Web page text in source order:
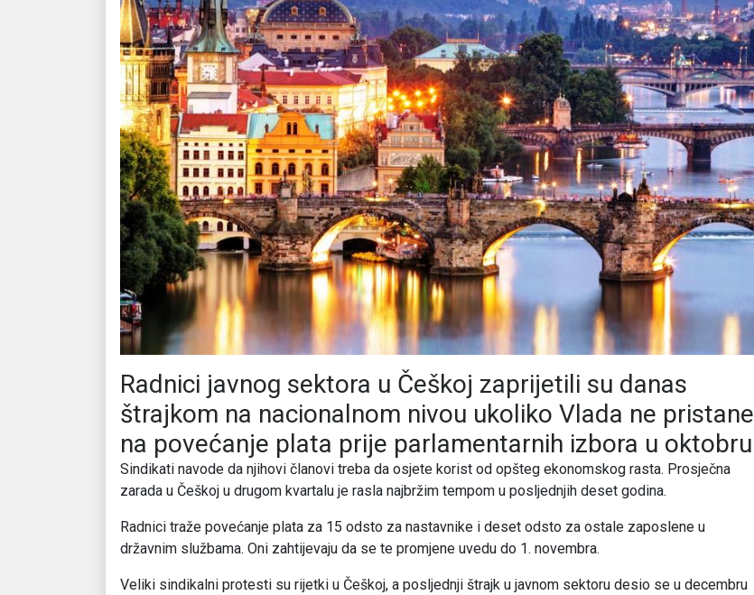
Radnici javnog sektora u Češkoj zaprijetili su danas
štrajkom na nacionalnom nivou ukoliko Vlada ne pristane
na povećanje plata prije parlamentarnih izbora u oktobru
Sindikati navode da njihovi članovi treba da osjete korist od opšteg ekonomskog rasta. Prosječna
zarada u Češkoj u drugom kvartalu je rasla najbržim tempom u posljednjih deset godina.
Radnici traže povećanje plata za 15 odsto za nastavnike i deset odsto za ostale zaposlene u
državnim službama. Oni zahtijevaju da se te promjene uvedu do 1. novembra.
Veliki sindikalni protesti su rijetki u Češkoj, a posljednji štrajk u javnom sektoru desio se u decembru